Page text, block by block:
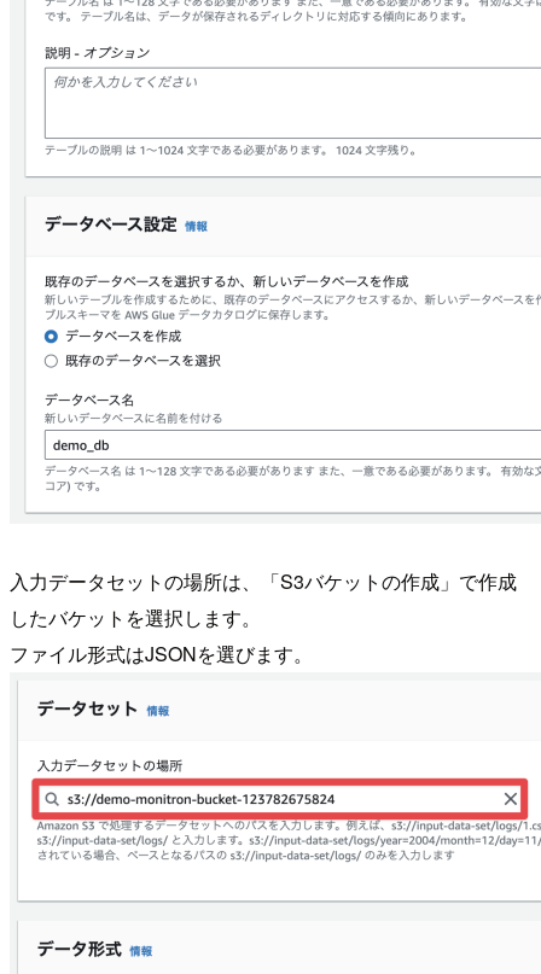
入力データセットの場所は、「S3バケットの作成」で作成
したバケットを選択します。
ファイル形式はJSONを選びます。